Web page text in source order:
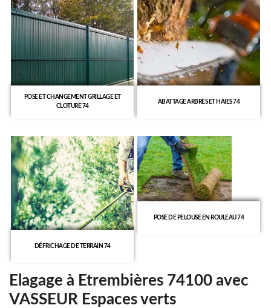
POSE ET CHANGEMENT GRILLAGE ET
CLOTURE 74
ABATTAGE ARBRES ET HAIES 74
DÉFRICHAGE DE TERRAIN 74
POSE DE PELOUSE EN ROULEAU 74
Elagage à Etrembières 74100 avec
VASSEUR Espaces verts